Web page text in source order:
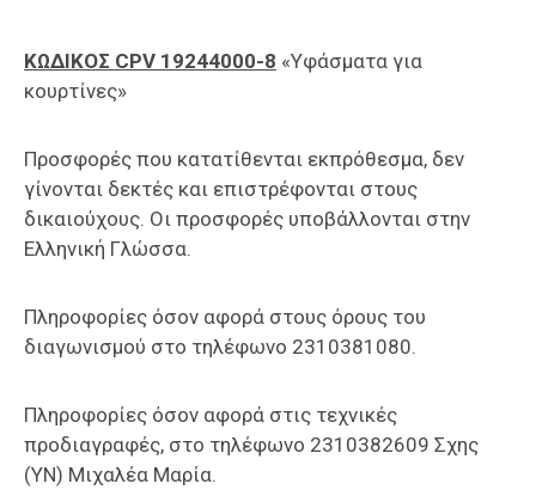
ΚΩΔΙΚΟΣ CPV 19244000-8 «Υφάσματα για
κουρτίνες»
Προσφορές που κατατίθενται εκπρόθεσμα, δεν
γίνονται δεκτές και επιστρέφονται στους
δικαιούχους. Οι προσφορές υποβάλλονται στην
Ελληνική Γλώσσα.
Πληροφορίες όσον αφορά στους όρους του
διαγωνισμού στο τηλέφωνο 2310381080.
Πληροφορίες όσον αφορά στις τεχνικές
προδιαγραφές, στο τηλέφωνο 2310382609 Σχης
(ΥΝ) Μιχαλέα Μαρία.